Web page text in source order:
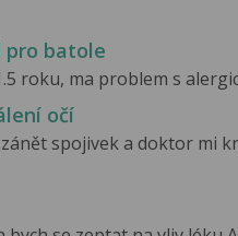
pro batole
roku, ma problem s
očí
spojivek a doktor mi